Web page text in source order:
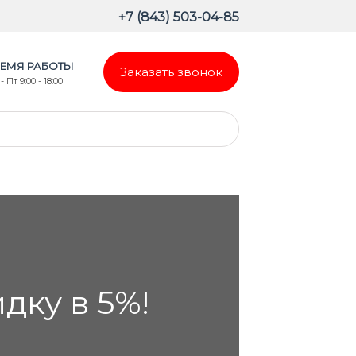
+7 (843) 503-04-85
РАБОТЫ
Пт 9:00 - 18:00
Заказать звонок
в 5%!